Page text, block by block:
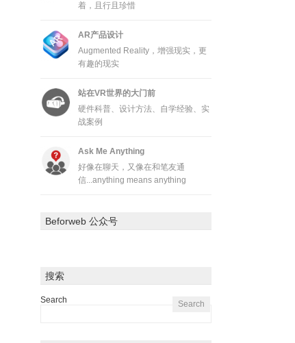
着，且行且珍惜
AR产品设计
Augmented Reality，增强现实，更
有趣的现实
站在VR世界的大门前
硬件科普、设计方法、自学经验、实
战案例
Ask Me Anything
好像在聊天，又像在和笔友通
信...anything means anything
Beforweb 公众号
搜索
Search